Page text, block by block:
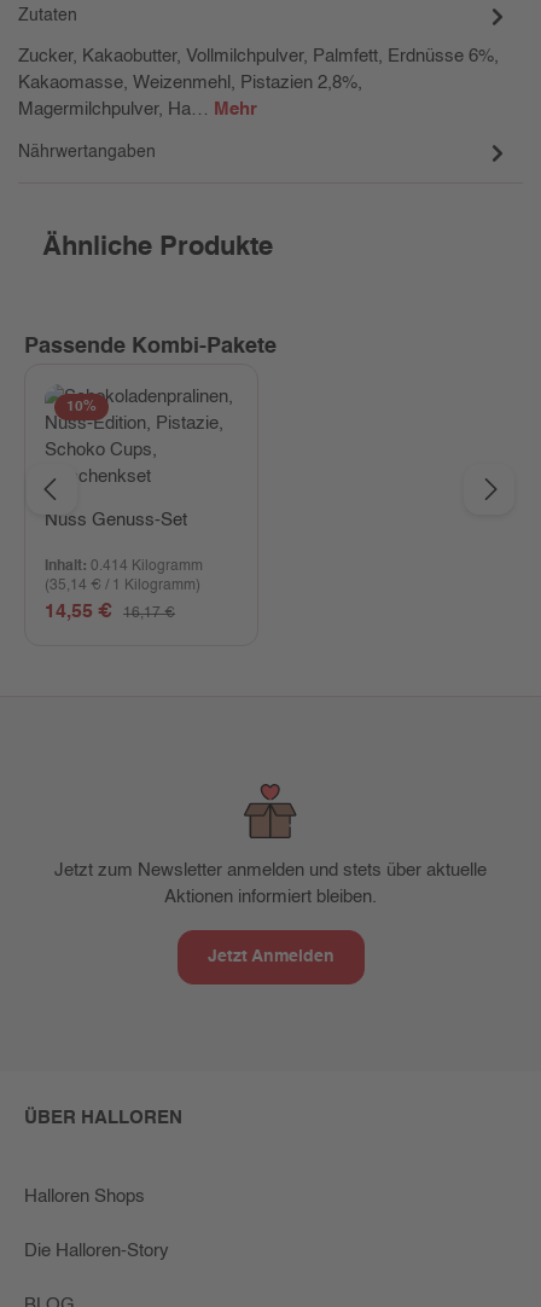
Zutaten
Zucker, Kakaobutter, Vollmilchpulver, Palmfett, Erdnüsse 6%,
Kakaomasse, Weizenmehl, Pistazien 2,8%,
Magermilchpulver, Ha…
Mehr
Nährwertangaben
Ähnliche Produkte
Passende Kombi-Pakete
10%
Nuss Genuss-Set
Inhalt: 0.414 Kilogramm
(35,14 € / 1 Kilogramm)
Verkaufspreis:
14,55 € Regulärer Preis:
16,17 €
Jetzt zum Newsletter anmelden und stets über aktuelle
Aktionen informiert bleiben.
Jetzt Anmelden
ÜBER HALLOREN
Halloren Shops
Die Halloren-Story